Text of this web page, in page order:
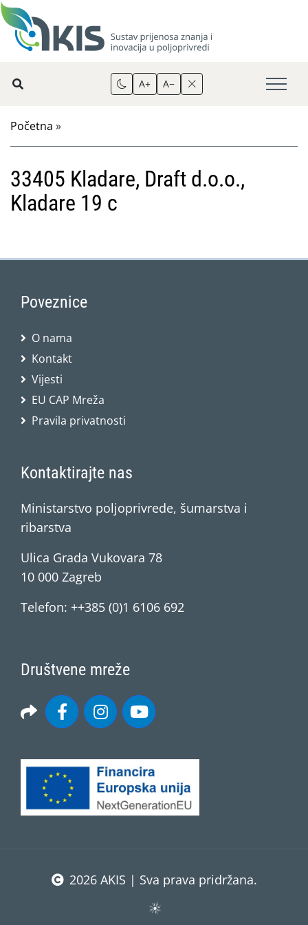
A+ A−
Početna »
33405 Kladare, Draft d.o.o.,
Kladare 19 c
Poveznice
O nama
Kontakt
Vijesti
EU CAP Mreža
Pravila privatnosti
Kontaktirajte nas
Ministarstvo poljoprivrede, šumarstva i
ribarstva
Ulica Grada Vukovara 78
10 000 Zagreb
Telefon: ++385 (0)1 6106 692
Društvene mreže
2026 AKIS | Sva prava pridržana.